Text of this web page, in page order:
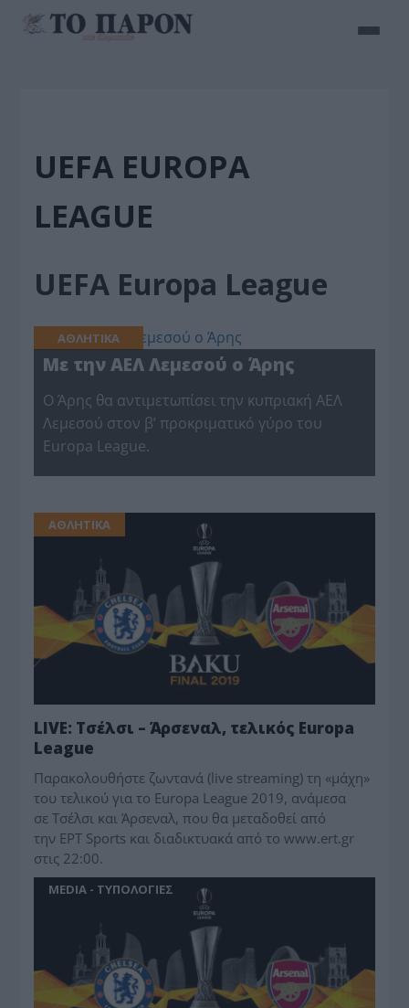
UEFA EUROPA
LEAGUE
UEFA Europa League
ΑΘΛΗΤΙΚΑ
Με την ΑΕΛ Λεμεσού ο Άρης
Ο Άρης θα αντιμετωπίσει την κυπριακή ΑΕΛ
Λεμεσού στον β’ προκριματικό γύρο του
Europa League.
ΑΘΛΗΤΙΚΑ
LIVE: Τσέλσι – Άρσεναλ, τελικός Europa
League
Παρακολουθήστε ζωντανά (live streaming) τη «μάχη»
του τελικού για το Europa League 2019, ανάμεσα
σε Τσέλσι και Άρσεναλ, που θα μεταδοθεί από
την ΕΡΤ Sports και διαδικτυακά από το www.ert.gr
στις 22:00.
MEDIA - ΤΥΠΟΛΟΓΙΕΣ